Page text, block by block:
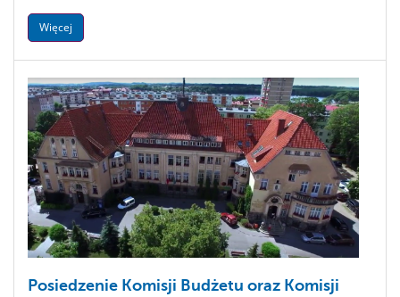
Więcej
Posiedzenie Komisji Budżetu oraz Komisji